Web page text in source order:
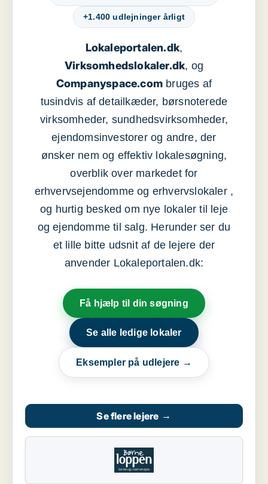
+1.400 udlejninger årligt
Lokaleportalen.dk,
Virksomhedslokaler.dk, og
Companyspace.com bruges af
tusindvis af detailkæder, børsnoterede
virksomheder, sundhedsvirksomheder,
ejendomsinvestorer og andre, der
ønsker nem og effektiv lokalesøgning,
overblik over markedet for
erhvervsejendomme og erhvervslokaler ,
og hurtig besked om nye lokaler til leje
og ejendomme til salg. Herunder ser du
et lille bitte udsnit af de lejere der
anvender Lokaleportalen.dk:
Få hjælp til din søgning
Se alle ledige lokaler
Eksempler på udlejere →
Se flere lejere →